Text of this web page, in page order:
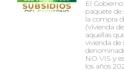
El
paquete de
la compra
(Vivienda
aquellas
vivienda de
NO VIS y
los años